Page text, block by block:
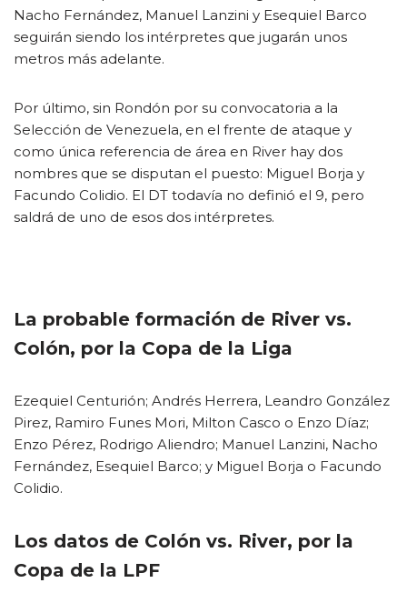
Nacho Fernández, Manuel Lanzini y Esequiel Barco
seguirán siendo los intérpretes que jugarán unos
metros más adelante.
Por último, sin Rondón por su convocatoria a la
Selección de Venezuela, en el frente de ataque y
como única referencia de área en River hay dos
nombres que se disputan el puesto: Miguel Borja y
Facundo Colidio. El DT todavía no definió el 9, pero
saldrá de uno de esos dos intérpretes.
La probable formación de River vs.
Colón, por la Copa de la Liga
Ezequiel Centurión; Andrés Herrera, Leandro González
Pirez, Ramiro Funes Mori, Milton Casco o Enzo Díaz;
Enzo Pérez, Rodrigo Aliendro; Manuel Lanzini, Nacho
Fernández, Esequiel Barco; y Miguel Borja o Facundo
Colidio.
Los datos de Colón vs. River, por la
Copa de la LPF